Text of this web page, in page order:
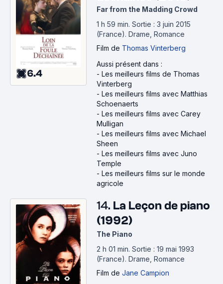
6.4
Far from the Madding Crowd
1 h 59 min. Sortie : 3 juin 2015
(France). Drame, Romance
Film de Thomas Vinterberg
Aussi présent dans :
- Les meilleurs films de Thomas
Vinterberg
- Les meilleurs films avec Matthias
Schoenaerts
- Les meilleurs films avec Carey
Mulligan
- Les meilleurs films avec Michael
Sheen
- Les meilleurs films avec Juno
Temple
- Les meilleurs films sur le monde
agricole
14. La Leçon de piano
(1992)
The Piano
2 h 01 min. Sortie : 19 mai 1993
(France). Drame, Romance
Film de Jane Campion